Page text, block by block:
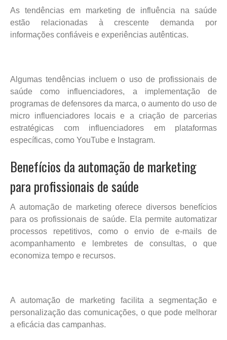
As tendências em marketing de influência na saúde
estão relacionadas à crescente demanda por
informações confiáveis e experiências autênticas.
Algumas tendências incluem o uso de profissionais de
saúde como influenciadores, a implementação de
programas de defensores da marca, o aumento do uso de
micro influenciadores locais e a criação de parcerias
estratégicas com influenciadores em plataformas
específicas, como YouTube e Instagram.
Benefícios da automação de marketing
para profissionais de saúde
A automação de marketing oferece diversos benefícios
para os profissionais de saúde. Ela permite automatizar
processos repetitivos, como o envio de e-mails de
acompanhamento e lembretes de consultas, o que
economiza tempo e recursos.
A automação de marketing facilita a segmentação e
personalização das comunicações, o que pode melhorar
a eficácia das campanhas.